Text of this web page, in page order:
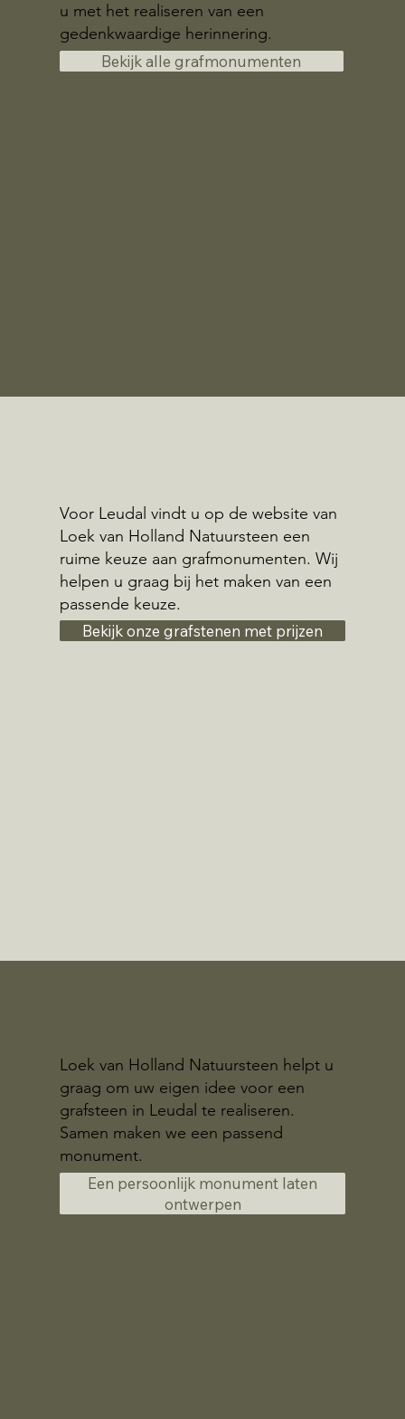
u met het realiseren van een
gedenkwaardige herinnering.
Bekijk alle grafmonumenten
Voor Leudal vindt u op de website van
Loek van Holland Natuursteen een
ruime keuze aan grafmonumenten. Wij
helpen u graag bij het maken van een
passende keuze.
Bekijk onze grafstenen met prijzen
Loek van Holland Natuursteen helpt u
graag om uw eigen idee voor een
grafsteen in Leudal te realiseren.
Samen maken we een passend
monument.
Een persoonlijk monument laten
ontwerpen